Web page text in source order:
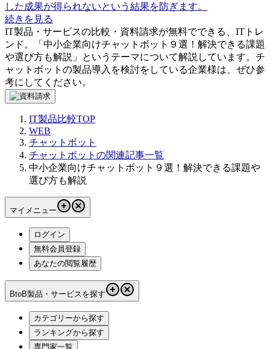
した成果が得られないという結果を防ぎます。
続きを見る
IT製品・サービスの比較・資料請求が無料でできる、ITトレ
ンド。「 中小企業向けチャットボット９選！解決できる課題
や選び方も解説 」というテーマについて解説しています。 チ
ャットボット の製品導入を検討をしている企業様は、ぜひ参
考にしてください。
IT製品比較TOP
WEB
チャットボット
チャットボットの関連記事一覧
中小企業向けチャットボット９選！解決できる課題や
選び方も解説
マイメニュー
ログイン
無料会員登録
あなたの閲覧履歴
BtoB製品・サービスを探す
カテゴリーから探す
ランキングから探す
専門家一覧